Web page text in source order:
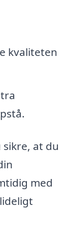
kvaliteten
at du
med